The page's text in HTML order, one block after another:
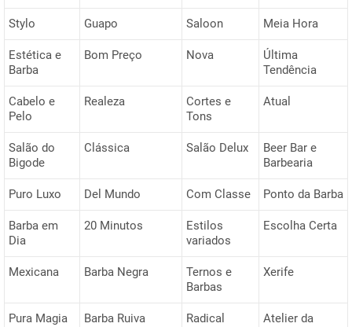
Stylo Guapo Saloon Meia Hora
Estética e
Barba
Bom Preço Nova
Última
Tendência
Cabelo e
Pelo
Realeza
Cortes e
Tons
Atual
Salão do
Bigode
Clássica Salão Delux
Beer Bar e
Barbearia
Puro Luxo Del Mundo Com Classe Ponto da Barba
Barba em
Dia
20 Minutos
Estilos
variados
Escolha Certa
Mexicana Barba Negra
Ternos e
Barbas
Xerife
Pura Magia Barba Ruiva Radical
Atelier da